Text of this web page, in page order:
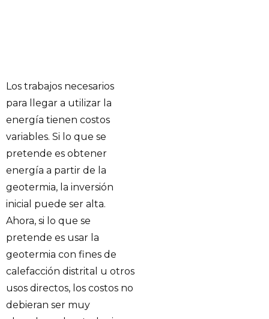
Los trabajos necesarios
para llegar a utilizar la
energía tienen costos
variables. Si lo que se
pretende es obtener
energía a partir de la
geotermia, la inversión
inicial puede ser alta.
Ahora, si lo que se
pretende es usar la
geotermia con fines de
calefacción distrital u otros
usos directos, los costos no
debieran ser muy